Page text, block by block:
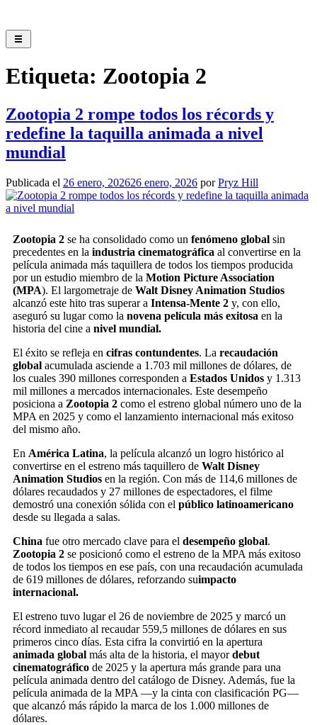
Etiqueta: Zootopia 2
Zootopia 2 rompe todos los récords y
redefine la taquilla animada a nivel
mundial
Publicada el 26 enero, 202626 enero, 2026 porPryz Hill
Zootopia 2 se ha consolidado como un fenómeno global sin
precedentes en la industria cinematográfica al convertirse en la
película animada más taquillera de todos los tiempos producida
por un estudio miembro de la Motion Picture Association
(MPA). El largometraje de Walt Disney Animation Studios
alcanzó este hito tras superar a Intensa-Mente 2 y, con ello,
aseguró su lugar como la novena película más exitosa en la
historia del cine a nivel mundial.
El éxito se refleja en cifras contundentes. La recaudación
global acumulada asciende a 1.703 mil millones de dólares, de
los cuales 390 millones corresponden a Estados Unidos y 1.313
mil millones a mercados internacionales. Este desempeño
posiciona a Zootopia 2 como el estreno global número uno de la
MPA en 2025 y como el lanzamiento internacional más exitoso
del mismo año.
En América Latina, la película alcanzó un logro histórico al
convertirse en el estreno más taquillero de Walt Disney
Animation Studios en la región. Con más de 114,6 millones de
dólares recaudados y 27 millones de espectadores, el filme
demostró una conexión sólida con el público latinoamericano
desde su llegada a salas.
China fue otro mercado clave para el desempeño global.
Zootopia 2 se posicionó como el estreno de la MPA más exitoso
de todos los tiempos en ese país, con una recaudación acumulada
de 619 millones de dólares, reforzando suimpacto
internacional.
El estreno tuvo lugar el 26 de noviembre de 2025 y marcó un
récord inmediato al recaudar 559,5 millones de dólares en sus
primeros cinco días. Esta cifra la convirtió en la apertura
animada global más alta de la historia, el mayordebut
cinematográfico de 2025 y la apertura más grande para una
película animada dentro del catálogo de Disney. Además, fue la
película animada de la MPA —y la cinta con clasificación PG—
que alcanzó más rápido la marca de los 1.000 millones de
dólares.